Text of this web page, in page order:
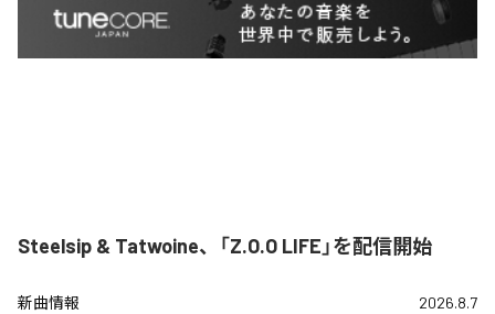
Steelsip & Tatwoine、「Z.O.O LIFE」を配信開始
新曲情報 2026.8.7